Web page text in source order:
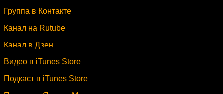
Группа в Контакте
Канал на Rutube
Канал в Дзен
Видео в iTunes Store
Подкаст в iTunes Store